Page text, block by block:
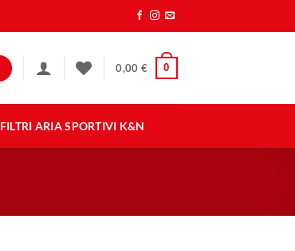
0,00 € 0
FILTRI ARIA SPORTIVI K&N